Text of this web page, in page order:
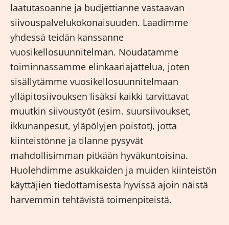
laatutasoanne ja budjettianne vastaavan
siivouspalvelukokonaisuuden. Laadimme
yhdessä teidän kanssanne
vuosikellosuunnitelman. Noudatamme
toiminnassamme elinkaariajattelua, joten
sisällytämme vuosikellosuunnitelmaan
ylläpitosiivouksen lisäksi kaikki tarvittavat
muutkin siivoustyöt (esim. suursiivoukset,
ikkunanpesut, yläpölyjen poistot), jotta
kiinteistönne ja tilanne pysyvät
mahdollisimman pitkään hyväkuntoisina.
Huolehdimme asukkaiden ja muiden kiinteistön
käyttäjien tiedottamisesta hyvissä ajoin näistä
harvemmin tehtävistä toimenpiteistä.